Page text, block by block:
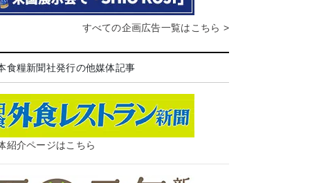
すべての企画広告一覧はこちら >
食糧新聞社発行の他媒体記事
紹介ページはこちら